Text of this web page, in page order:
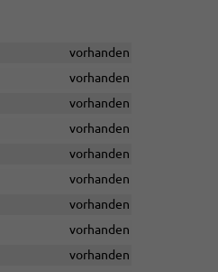
vorhanden
vorhanden
vorhanden
vorhanden
vorhanden
vorhanden
vorhanden
vorhanden
vorhanden